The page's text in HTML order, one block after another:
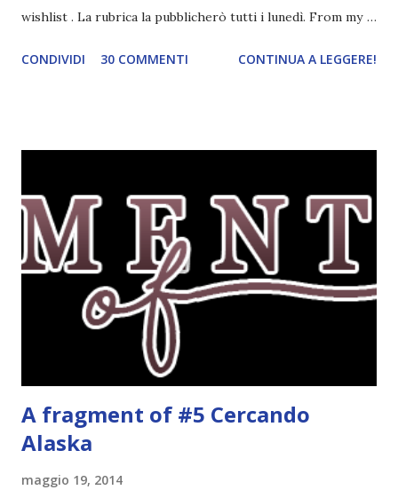
wishlist . La rubrica la pubblicherò tutti i lunedì. From my
io. Lo scopo della rubrica è mostrarvi tre libri della mia
Per l'amica Leslie, Gwendolyn è una ragazza fortunata:
quanti possono dire di abitare in un palazzo antico nel
cuore di Londra, pieno di saloni, quadri e passaggi segreti?
E quanti, fra gli studenti della Saint Lennox High School,
possono vantare una famiglia altrettanto speciale, che da
una generazione all'altra si tramanda poteri misteriosi?
Eppure Gwen non ne è affatto convinta. Da...
CONDIVIDI 30 COMMENTI CONTINUA A LEGGERE!
A fragment of #5 Cercando
Alaska
maggio 19, 2014